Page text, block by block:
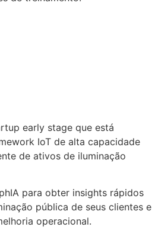
early stage que está
IoT de alta capacidade
de ativos de iluminação
para obter insights rápidos
pública de seus clientes e
operacional.